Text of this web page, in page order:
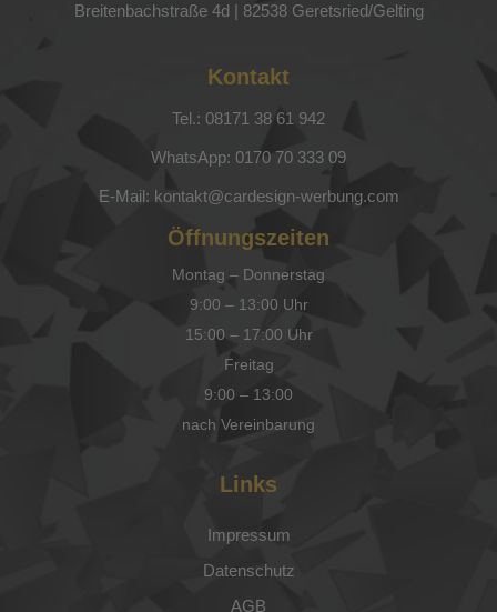
Breitenbachstraße 4d | 82538 Geretsried/Gelting
Kontakt
Tel.: 08171 38 61 942
WhatsApp: 0170 70 333 09
E-Mail: kontakt@cardesign-werbung.com
Öffnungszeiten
Montag – Donnerstag
9:00 – 13:00 Uhr
15:00 – 17:00 Uhr
Freitag
9:00 – 13:00
nach Vereinbarung
Links
Impressum
Datenschutz
AGB